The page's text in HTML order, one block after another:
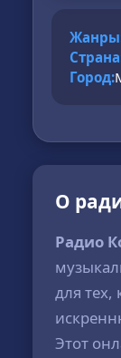
Город:
О
Радио
для тех,
Этот